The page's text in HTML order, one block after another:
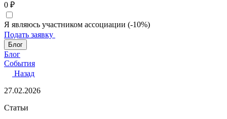
0 ₽
Я являюсь участником ассоциации (-10%)
Подать заявку
Блог
Блог
События
Назад
27.02.2026
Статьи